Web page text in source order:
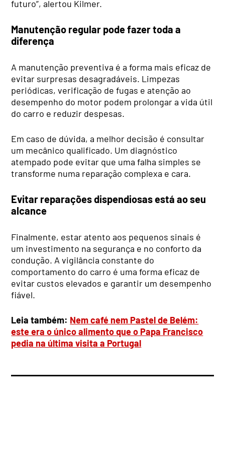
futuro”, alertou Kilmer.
Manutenção regular pode fazer toda a
diferença
A manutenção preventiva é a forma mais eficaz de
evitar surpresas desagradáveis. Limpezas
periódicas, verificação de fugas e atenção ao
desempenho do motor podem prolongar a vida útil
do carro e reduzir despesas.
Em caso de dúvida, a melhor decisão é consultar
um mecânico qualificado. Um diagnóstico
atempado pode evitar que uma falha simples se
transforme numa reparação complexa e cara.
Evitar reparações dispendiosas está ao seu
alcance
Finalmente, estar atento aos pequenos sinais é
um investimento na segurança e no conforto da
condução. A vigilância constante do
comportamento do carro é uma forma eficaz de
evitar custos elevados e garantir um desempenho
fiável.
Leia também: Nem café nem Pastel de Belém:
este era o único alimento que o Papa Francisco
pedia na última visita a Portugal